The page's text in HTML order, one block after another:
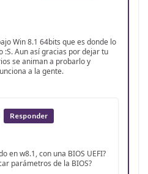
Win 8.1 64bits que es donde lo
:S. Aun así gracias por dejar tu
se animan a probarlo y
a la gente.
Responder
en w8.1, con una BIOS UEFI?
parámetros de la BIOS?